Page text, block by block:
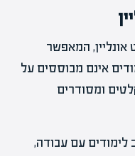
המאפשר
אינם מבוססים על
ומסודרים
עם עבודה,